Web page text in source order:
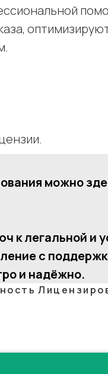
можно
к легальной и
с
и надёжно.